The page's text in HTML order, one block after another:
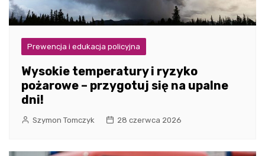
Prewencja i edukacja policyjna
Wysokie temperatury i ryzyko
pożarowe – przygotuj się na upalne
dni!
Szymon Tomczyk 28 czerwca 2026